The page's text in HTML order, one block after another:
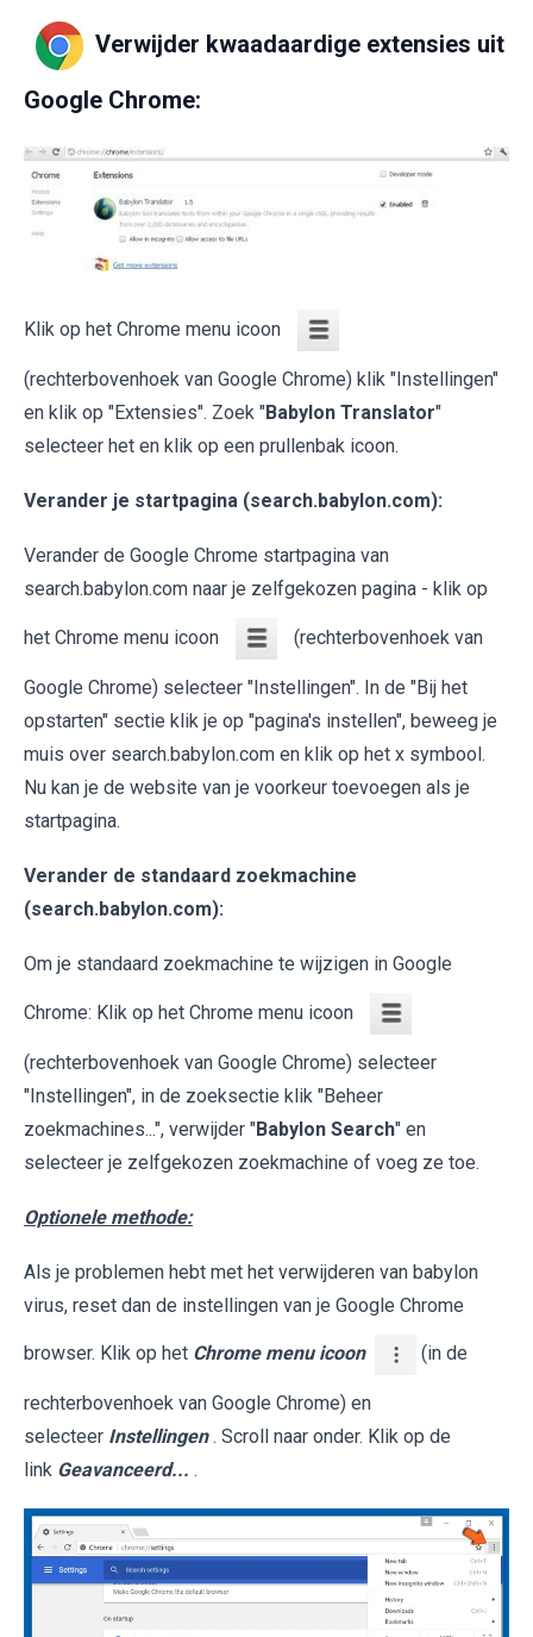
Verwijder kwaadaardige extensies uit
Google Chrome:
Klik op het Chrome menu icoon
(rechterbovenhoek van Google Chrome) klik "Instellingen"
en klik op "Extensies". Zoek "Babylon Translator"
selecteer het en klik op een prullenbak icoon.
Verander je startpagina (search.babylon.com):
Verander de Google Chrome startpagina van
search.babylon.com naar je zelfgekozen pagina - klik op
het Chrome menu icoon (rechterbovenhoek van
Google Chrome) selecteer "Instellingen". In de "Bij het
opstarten" sectie klik je op "pagina's instellen", beweeg je
muis over search.babylon.com en klik op het x symbool.
Nu kan je de website van je voorkeur toevoegen als je
startpagina.
Verander de standaard zoekmachine
(search.babylon.com):
Om je standaard zoekmachine te wijzigen in Google
Chrome: Klik op het Chrome menu icoon
(rechterbovenhoek van Google Chrome) selecteer
"Instellingen", in de zoeksectie klik "Beheer
zoekmachines...", verwijder "Babylon Search" en
selecteer je zelfgekozen zoekmachine of voeg ze toe.
Optionele methode:
Als je problemen hebt met het verwijderen van babylon
virus, reset dan de instellingen van je Google Chrome
browser. Klik op het Chrome menu icoon (in de
rechterbovenhoek van Google Chrome) en
selecteer Instellingen . Scroll naar onder. Klik op de
link Geavanceerd... .